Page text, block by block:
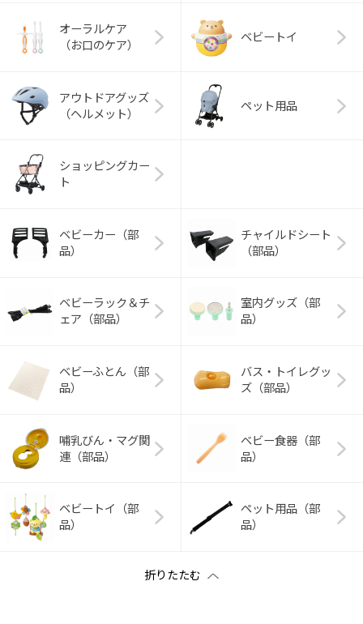
オーラルケア
（お口のケア）
ベビートイ
アウトドアグッズ
（ヘルメット）
ペット用品
ショッピングカー
ト
ベビーカー（部
品）
チャイルドシート
（部品）
ベビーラック＆チ
ェア（部品）
室内グッズ（部
品）
ベビーふとん（部
品）
バス・トイレグッ
ズ（部品）
哺乳びん・マグ関
連（部品）
ベビー食器（部
品）
ベビートイ（部
品）
ペット用品（部
品）